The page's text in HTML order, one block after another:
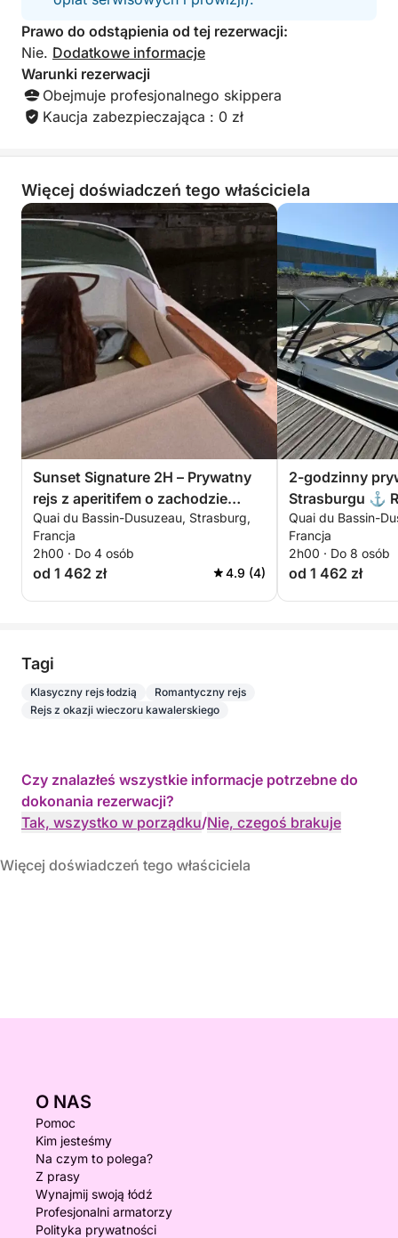
Prawo do odstąpienia od tej rezerwacji:
Nie. Dodatkowe informacje
Warunki rezerwacji
Obejmuje profesjonalnego skippera
Kaucja zabezpieczająca : 0 zł
Więcej doświadczeń tego właściciela
Sunset Signature 2H – Prywatny
rejs z aperitifem o zachodzie
słońca i zdjęciami (Picasso)
Quai du Bassin-Dusuzeau, Strasburg,
Francja
2h00 · Do 4 osób
od 1 462 zł 4.9 (4)
2-godzinny
Strasburgu ⚓
ekskluzywne
sternikiem
Quai du Bassin-
Francja
2h00 · Do 8 osób
od 1 462 zł
Tagi
Klasyczny rejs łodzią
Romantyczny rejs
Rejs z okazji wieczoru kawalerskiego
Czy znalazłeś wszystkie informacje potrzebne do
dokonania rezerwacji?
Tak, wszystko w porządku/Nie, czegoś brakuje
Więcej doświadczeń tego właściciela
O NAS
Pomoc
Kim jesteśmy
Na czym to polega?
Z prasy
Wynajmij swoją łódź
Profesjonalni armatorzy
Polityka prywatności